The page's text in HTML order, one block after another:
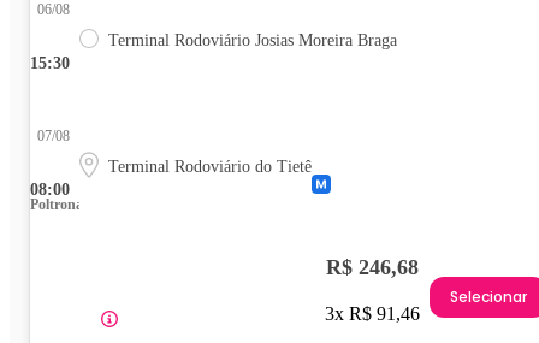
15:30
06/08
Terminal Rodoviário Josias Moreira Braga
08:00
07/08
Terminal Rodoviário do Tietê
Poltrona
R$ 246,68
3x R$ 91,46
Selecionar